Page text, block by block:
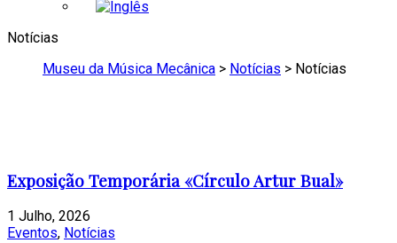
Notícias
Museu da Música Mecânica > Notícias > Notícias
Exposição Temporária «Círculo Artur Bual»
1 Julho, 2026
Eventos, Notícias